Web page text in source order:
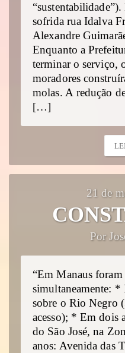
sofrida rua Idalva
Alexandre
Enquanto a
terminar o serviço,
moradores
molas. A redução
[…]
21 de
Por
“Em Manaus
simultaneamente: *
sobre o Rio Negro
acesso); * Em dois
do São José, na
anos: Avenida das